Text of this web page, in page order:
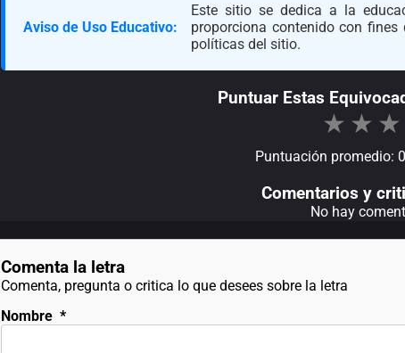
Aviso de Uso Educativo:
Este sitio se dedica a la
proporciona contenido con
políticas del sitio.
Puntuar Estas
★ ★ ★
Puntuación promedio:
Comentarios y
No hay
Comenta la letra
Comenta, pregunta o critica lo que desees sobre la letra
Nombre *